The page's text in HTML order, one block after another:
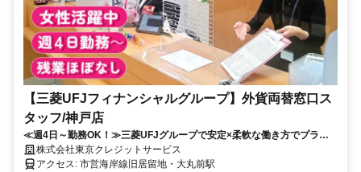
【三菱UFJフィナンシャルグループ】外貨両替窓口ス
タッフ/神戸店
≪週4日～勤務OK！≫三菱UFJグループで安定×柔軟な働き方でプライ
ベートも充実◎国内トップクラスの外貨両替専門店/残業ほぼなし/金融業
界経験者活躍中！
株式会社東京クレジットサービス
アクセス: 市営海岸線旧居留地・大丸前駅